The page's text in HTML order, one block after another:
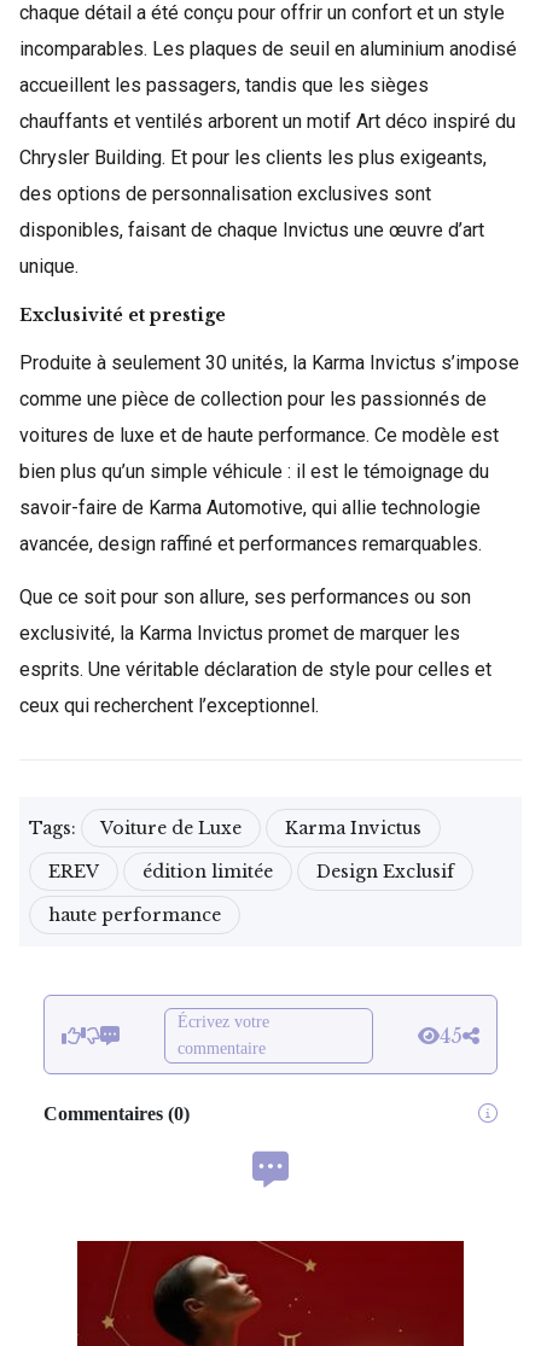
chaque détail a été conçu pour offrir un confort et un style
incomparables. Les plaques de seuil en aluminium anodisé
accueillent les passagers, tandis que les sièges
chauffants et ventilés arborent un motif Art déco inspiré du
Chrysler Building. Et pour les clients les plus exigeants,
des options de personnalisation exclusives sont
disponibles, faisant de chaque Invictus une œuvre d’art
unique.
Exclusivité et prestige
Produite à seulement 30 unités, la Karma Invictus s’impose
comme une pièce de collection pour les passionnés de
voitures de luxe et de haute performance. Ce modèle est
bien plus qu’un simple véhicule : il est le témoignage du
savoir-faire de Karma Automotive, qui allie technologie
avancée, design raffiné et performances remarquables.
Que ce soit pour son allure, ses performances ou son
exclusivité, la Karma Invictus promet de marquer les
esprits. Une véritable déclaration de style pour celles et
ceux qui recherchent l’exceptionnel.
Tags: Voiture de Luxe
Karma Invictus
EREV
édition limitée
Design Exclusif
haute performance
Écrivez votre
commentaire
45
Commentaires (0)